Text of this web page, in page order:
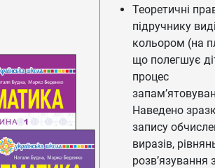
Теоретичні
підручнику
кольором (на
що полегшує
процес
Наведено
запису
виразів,
розв’язування